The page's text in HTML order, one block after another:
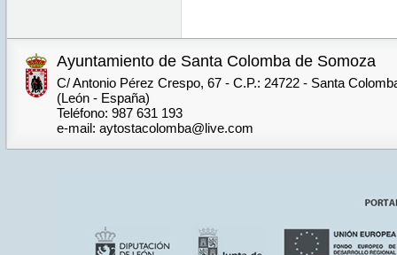
Ayuntamiento de Santa Colomba de Somoza
C/ Antonio Pérez Crespo, 67 - C.P.: 24722 - Santa
(León - España)
Teléfono: 987 631 193
e-mail: aytostacolomba@live.com